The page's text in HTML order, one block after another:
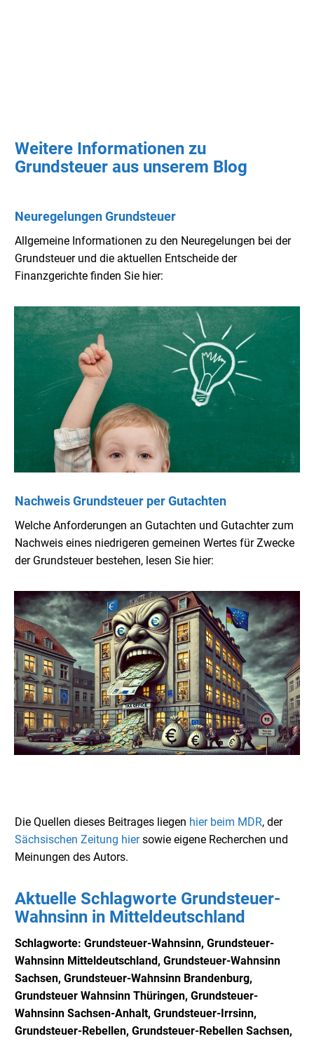
Weitere Informationen zu
Grundsteuer aus unserem Blog
Neuregelungen Grundsteuer
Allgemeine Informationen zu den Neuregelungen bei der
Grundsteuer und die aktuellen Entscheide der
Finanzgerichte finden Sie hier:
Nachweis Grundsteuer per Gutachten
Welche Anforderungen an Gutachten und Gutachter zum
Nachweis eines niedrigeren gemeinen Wertes für Zwecke
der Grundsteuer bestehen, lesen Sie hier:
Die Quellen dieses Beitrages liegen hier beim MDR, der
Sächsischen Zeitung hiersowie eigene Recherchen und
Meinungen des Autors.
Aktuelle Schlagworte Grundsteuer-
Wahnsinn in Mitteldeutschland
Schlagworte: Grundsteuer-Wahnsinn, Grundsteuer-
Wahnsinn Mitteldeutschland, Grundsteuer-Wahnsinn
Sachsen, Grundsteuer-Wahnsinn Brandenburg,
Grundsteuer Wahnsinn Thüringen, Grundsteuer-
Wahnsinn Sachsen-Anhalt, Grundsteuer-Irrsinn,
Grundsteuer-Rebellen, Grundsteuer-Rebellen Sachsen,